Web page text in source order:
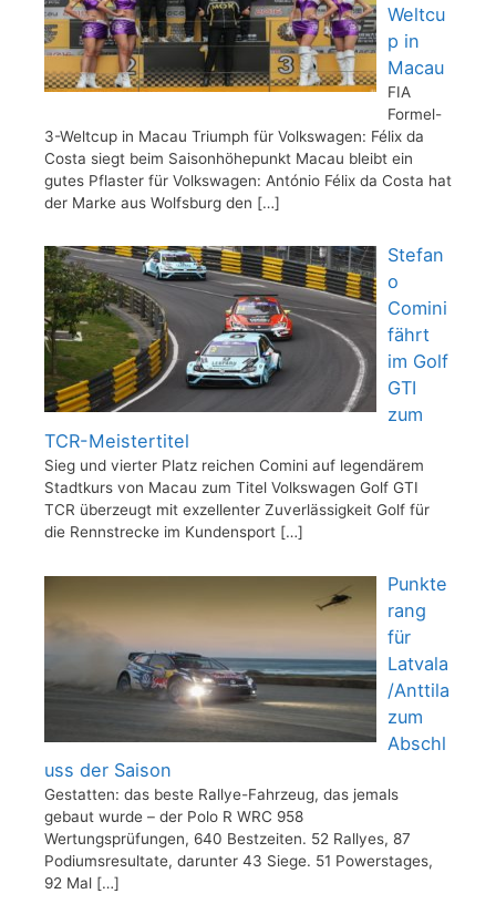
Weltcu
p in
Macau
FIA
Formel-
3-Weltcup in Macau Triumph für Volkswagen: Félix da
Costa siegt beim Saisonhöhepunkt Macau bleibt ein
gutes Pflaster für Volkswagen: António Félix da Costa hat
der Marke aus Wolfsburg den […]
Stefan
o
Comini
fährt
im Golf
GTI
zum
TCR-Meistertitel
Sieg und vierter Platz reichen Comini auf legendärem
Stadtkurs von Macau zum Titel Volkswagen Golf GTI
TCR überzeugt mit exzellenter Zuverlässigkeit Golf für
die Rennstrecke im Kundensport […]
Punkte
rang
für
Latvala
/Anttila
zum
Abschl
uss der Saison
Gestatten: das beste Rallye-Fahrzeug, das jemals
gebaut wurde – der Polo R WRC 958
Wertungsprüfungen, 640 Bestzeiten. 52 Rallyes, 87
Podiumsresultate, darunter 43 Siege. 51 Powerstages,
92 Mal […]